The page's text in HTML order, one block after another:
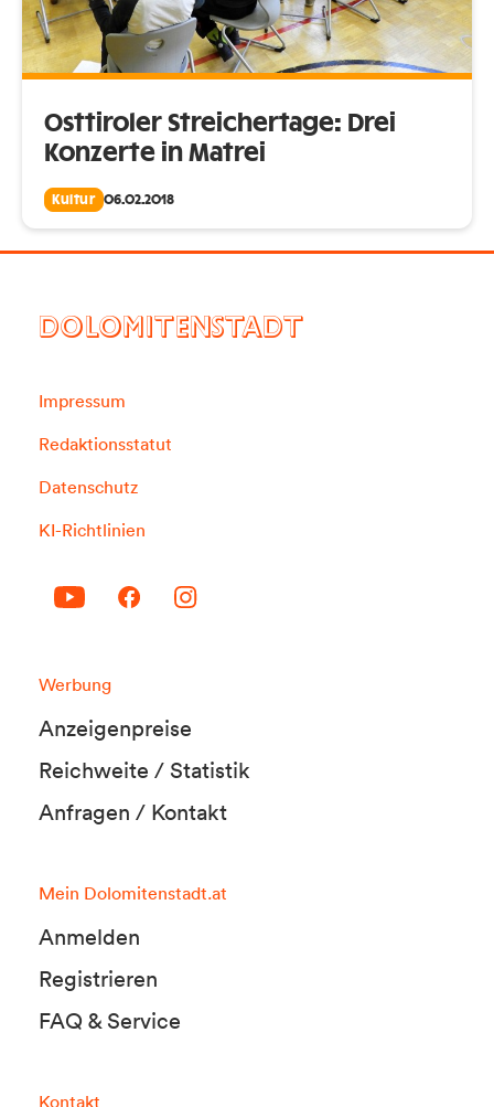
Osttiroler Streichertage: Drei
Konzerte in Matrei
Kultur 06.02.2018
DOLOMITENSTADT
Impressum
Redaktionsstatut
Datenschutz
KI-Richtlinien
Werbung
Anzeigenpreise
Reichweite / Statistik
Anfragen / Kontakt
Mein Dolomitenstadt.at
Anmelden
Registrieren
FAQ & Service
Kontakt